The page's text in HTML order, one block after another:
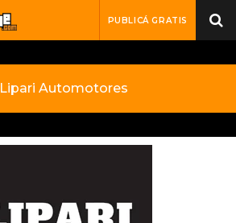
PUBLICÁ GRATIS
Lipari Automotores